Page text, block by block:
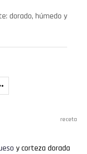
dorado, húmedo y
receta
y corteza dorada